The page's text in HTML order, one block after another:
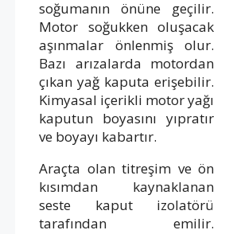
soğumanın önüne geçilir.
Motor soğukken oluşacak
aşınmalar önlenmiş olur.
Bazı arızalarda motordan
çıkan yağ kaputa erişebilir.
Kimyasal içerikli motor yağı
kaputun boyasını yıpratır
ve boyayı kabartır.
Araçta olan titreşim ve ön
kısımdan kaynaklanan
seste kaput izolatörü
tarafından emilir.